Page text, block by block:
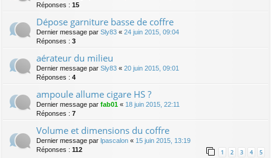
Réponses : 15
Dépose garniture basse de coffre
Dernier message par Sly83 « 24 juin 2015, 09:04
Réponses : 3
aérateur du milieu
Dernier message par Sly83 « 20 juin 2015, 09:01
Réponses : 4
ampoule allume cigare HS ?
Dernier message par fab01 « 18 juin 2015, 22:11
Réponses : 7
Volume et dimensions du coffre
Dernier message par lpascalon « 15 juin 2015, 13:19
Réponses : 112 1 2 3 4 5